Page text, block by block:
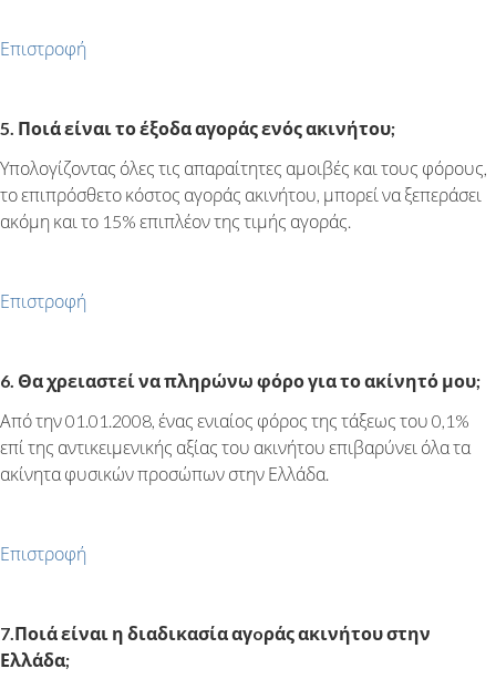
Επιστροφή
5. Ποιά είναι το έξοδα αγοράς ενός ακινήτου;
Υπολογίζοντας όλες τις απαραίτητες αμοιβές και τους φόρους,
το επιπρόσθετο κόστος αγοράς ακινήτου, μπορεί να ξεπεράσει
ακόμη και το 15% επιπλέον της τιμής αγοράς.
Επιστροφή
6. Θα χρειαστεί να πληρώνω φόρο για το ακίνητό μου;
Από την 01.01.2008, ένας ενιαίος φόρος της τάξεως του 0,1%
επί της αντικειμενικής αξίας του ακινήτου επιβαρύνει όλα τα
ακίνητα φυσικών προσώπων στην Ελλάδα.
Επιστροφή
7.Ποιά είναι η διαδικασία αγoράς ακινήτου στην
Ελλάδα;